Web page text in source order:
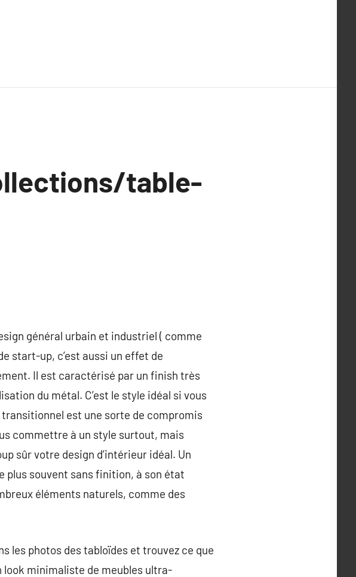
table-
général urbain et industriel ( comme
start-up, c’est aussi un effet de
Il est caractérisé par un finish très
du métal. C’est le style idéal si vous
est une sorte de compromis
commettre à un style surtout, mais
sûr votre design d’intérieur idéal. Un
plus souvent sans finition, à son état
éléments naturels, comme des
les photos des tabloïdes et trouvez ce que
look minimaliste de meubles ultra-